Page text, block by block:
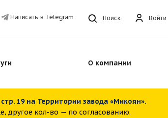
Войти
Поиск
Написать в Telegram
О компании
стр. 19 на Территории завода «Микоян».
другое кол-во — по согласованию.